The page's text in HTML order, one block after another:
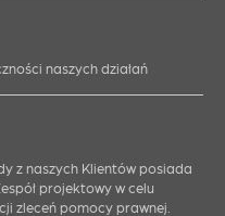
naszych działań
z naszych Klientów posiada
projektowy w celu
zleceń pomocy prawnej.